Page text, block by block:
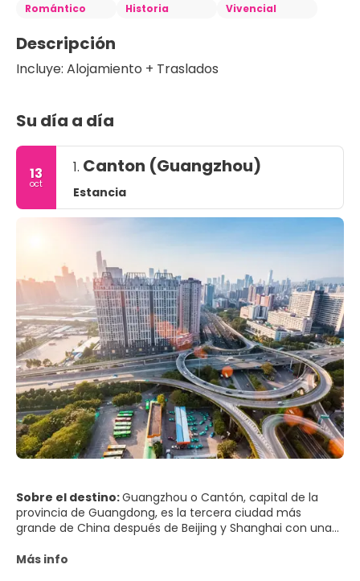
Romántico Historia Vivencial
Descripción
Incluye: Alojamiento + Traslados
Su día a día
13
oct
1. Canton (Guangzhou)
Estancia
Sobre el destino:Guangzhou o Cantón, capital de la
provincia de Guangdong, es la tercera ciudad más
grande de China después de Beijing y Shanghai con una
ciudad ha sido un trampolín para el comercio, los
Más info